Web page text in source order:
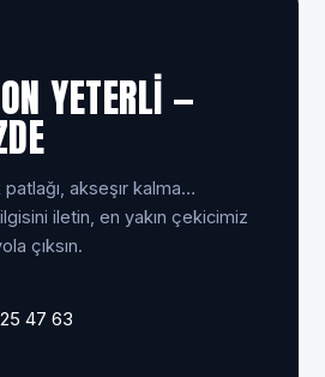
YETERLI —
patlağı, akse­şır kalma…
iletin, en yakın çekicimiz
çıksın.
47 63